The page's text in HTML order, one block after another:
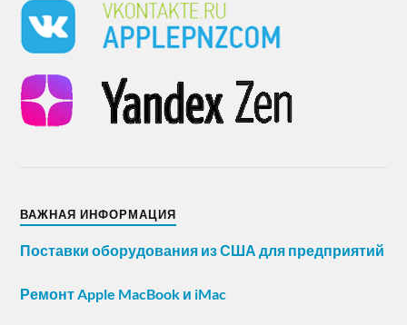
ВАЖНАЯ ИНФОРМАЦИЯ
Поставки оборудования из США для предприятий
Ремонт Apple MacBook и iMac